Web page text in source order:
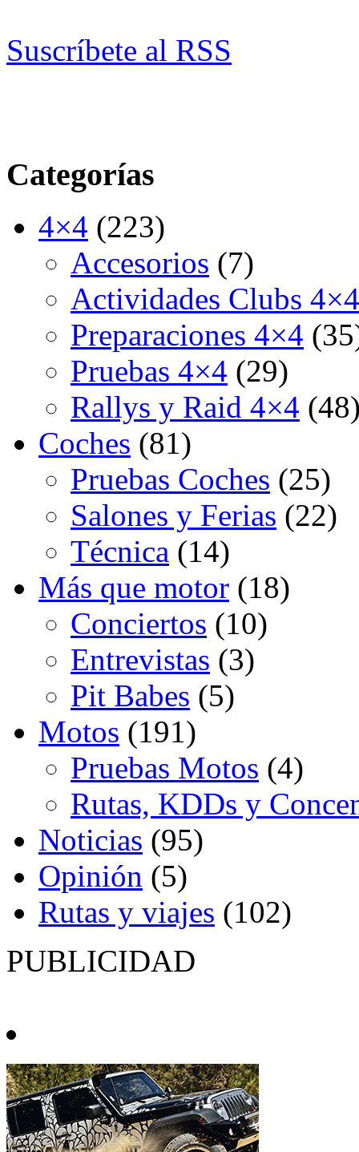
Suscríbete al RSS
Categorías
4×4 (223)
Accesorios (7)
Actividades Clubs 4×4
Preparaciones 4×4
Pruebas 4×4 (29)
Rallys y Raid 4×4
Coches (81)
Pruebas Coches (25)
Salones y Ferias (22)
Técnica (14)
Más que motor (18)
Conciertos (10)
Entrevistas (3)
Pit Babes (5)
Motos (191)
Pruebas Motos (4)
Rutas, KDDs y
Noticias (95)
Opinión (5)
Rutas y viajes (102)
PUBLICIDAD